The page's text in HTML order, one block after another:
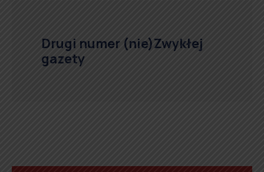
Drugi numer (nie)Zwykłej
gazety